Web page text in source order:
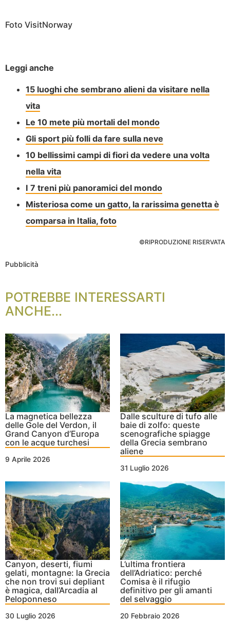
Foto VisitNorway
Leggi anche
15 luoghi che sembrano alieni da visitare nella
vita
Le 10 mete più mortali del mondo
Gli sport più folli da fare sulla neve
10 bellissimi campi di fiori da vedere una volta
nella vita
I 7 treni più panoramici del mondo
Misteriosa come un gatto, la rarissima genetta è
comparsa in Italia, foto
©RIPRODUZIONE RISERVATA
Pubblicità
POTREBBE INTERESSARTI
ANCHE...
La magnetica bellezza
delle Gole del Verdon, il
Grand Canyon d’Europa
con le acque turchesi
9 Aprile 2026
Dalle sculture di tufo alle
baie di zolfo: queste
scenografiche spiagge
della Grecia sembrano
aliene
31 Luglio 2026
Canyon, deserti, fiumi
gelati, montagne: la Grecia
che non trovi sui depliant
è magica, dall’Arcadia al
Peloponneso
30 Luglio 2026
L’ultima frontiera
dell’Adriatico: perché
Comisa è il rifugio
definitivo per gli amanti
del selvaggio
20 Febbraio 2026